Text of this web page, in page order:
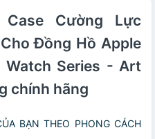
Cường Lực
Đồng Hồ Apple
Series - Art
chính hãng
BẠN THEO PHONG CÁCH